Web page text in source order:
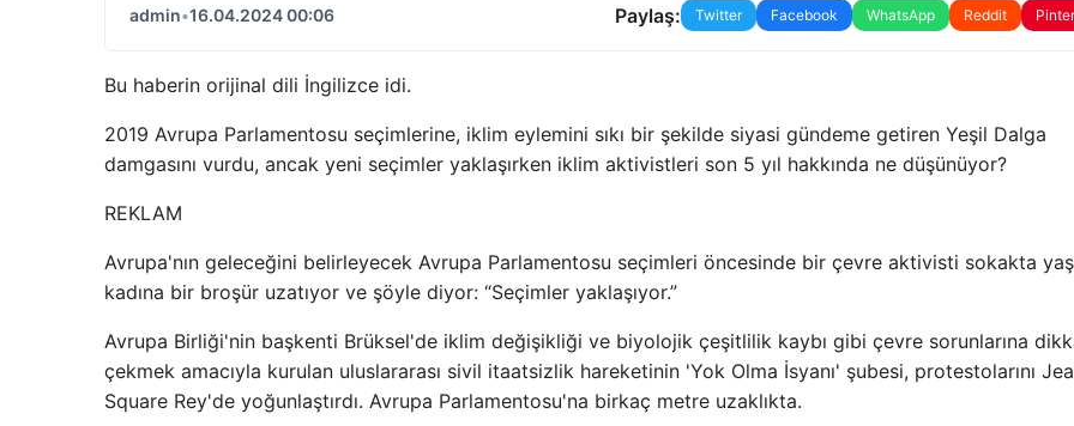
admin•16.04.2024 00:06 Paylaş: Twitter Facebook WhatsApp Reddit
Bu haberin orijinal dili İngilizce idi.
2019 Avrupa Parlamentosu seçimlerine, iklim eylemini sıkı bir şekilde siyasi gündeme getiren Yeşil Dalga
damgasını vurdu, ancak yeni seçimler yaklaşırken iklim aktivistleri son 5 yıl hakkında ne düşünüyor?
REKLAM
Avrupa'nın geleceğini belirleyecek Avrupa Parlamentosu seçimleri öncesinde bir çevre aktivisti sokakta
kadına bir broşür uzatıyor ve şöyle diyor: “Seçimler yaklaşıyor.”
Avrupa Birliği'nin başkenti Brüksel'de iklim değişikliği ve biyolojik çeşitlilik kaybı gibi çevre sorunlarına
çekmek amacıyla kurulan uluslararası sivil itaatsizlik hareketinin 'Yok Olma İsyanı' şubesi, protestolarını
Square Rey'de yoğunlaştırdı. Avrupa Parlamentosu'na birkaç metre uzaklıkta.